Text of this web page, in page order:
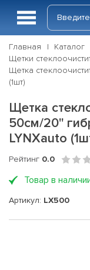
Главная Каталог
Щетки
Щетка
(1шт)
Щетка
50см/20''
LYNXauto
Рейтинг 0.0
Товар в
Артикул: LX500